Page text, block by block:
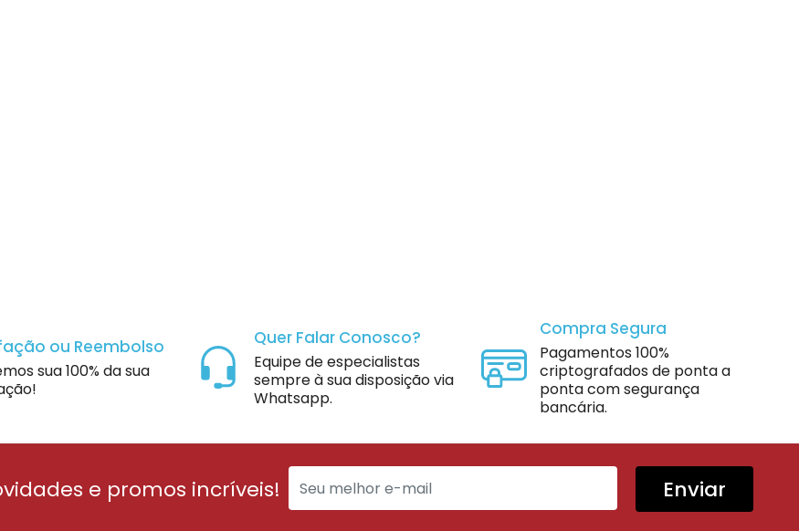
ou Reembolso
sua 100% da sua
Quer Falar Conosco?
Equipe de especialistas
sempre à sua disposição via
Whatsapp.
Compra Segura
Pagamentos 100%
criptografados de ponta a
ponta com segurança
bancária.
e promos incríveis! Enviar